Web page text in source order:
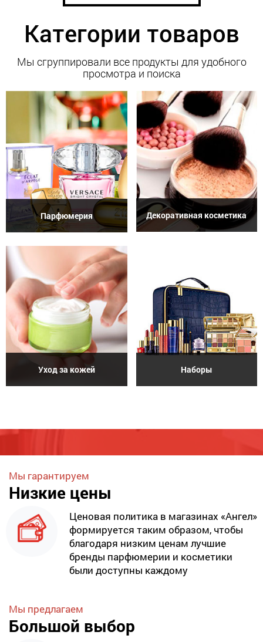
Категории товаров
Мы сгруппировали все продукты для удобного
просмотра и поиска
Парфюмерия Декоративная косметика
Уход за кожей Наборы
Мы гарантируем
Низкие цены
Ценовая политика в магазинах «Ангел»
формируется таким образом, чтобы
благодаря низким ценам лучшие
бренды парфюмерии и косметики
были доступны каждому
Мы предлагаем
Большой выбор